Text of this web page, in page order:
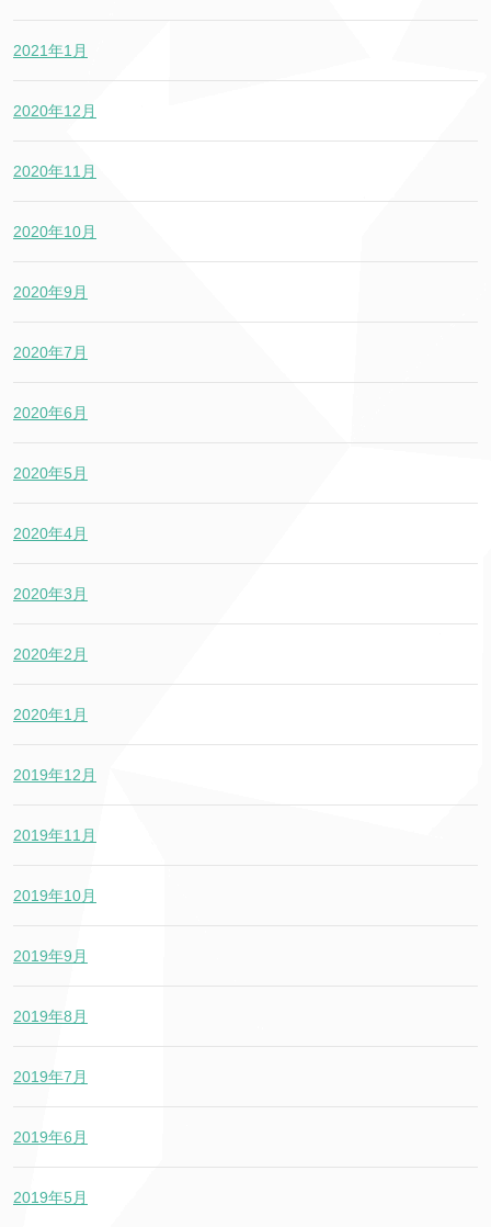
2021年1月
2020年12月
2020年11月
2020年10月
2020年9月
2020年7月
2020年6月
2020年5月
2020年4月
2020年3月
2020年2月
2020年1月
2019年12月
2019年11月
2019年10月
2019年9月
2019年8月
2019年7月
2019年6月
2019年5月